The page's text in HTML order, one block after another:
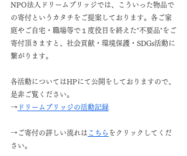
NPO法人ドリームブリッジでは、こういった物品で
の寄付というカタチをご提案しております。各ご家
庭やご自宅・職場等で１度役目を終えた"不要品"をご
寄付頂きますと、社会貢献・環境保護・SDGs活動に
繋がります。
各活動についてはHPにて公開をしておりますので、
是非ご覧ください。
→ ドリームブリッジの活動記録
→ご寄付の詳しい流れは こちら をクリックしてくだ
さい。